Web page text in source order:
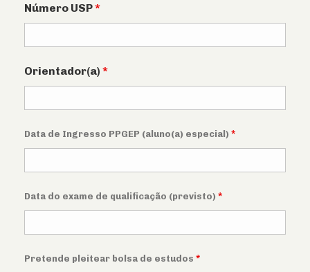
Número USP*
Orientador(a) *
Data de Ingresso PPGEP (aluno(a) especial) *
Data do exame de qualificação (previsto) *
Pretende pleitear bolsa de estudos *